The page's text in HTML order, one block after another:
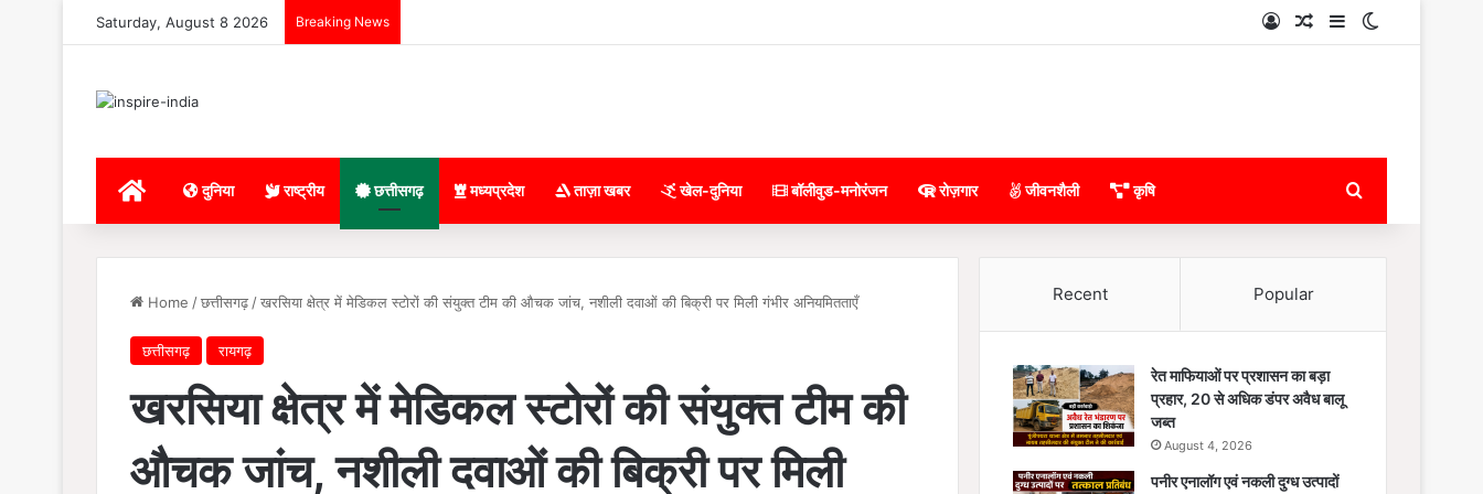
Saturday, August 8 2026 Breaking News Log InRandom Article
Sidebar
Home दुनिया राष्ट्रीय छत्तीसगढ़ मध्यप्रदेश ताज़ा खबर खेल-दुनिया बॉलीवुड-मनोरंजन रोज़गार जीवनशैली कृषि
Home /छत्तीसगढ़ /खरसिया क्षेत्र में मेडिकल स्टोरों की संयुक्त टीम की औचक जांच, नशीली दवाओं की बिक्री पर मिली गंभीर अनियमितताएँ
छत्तीसगढ़ रायगढ़
खरसिया क्षेत्र में मेडिकल स्टोरों की संयुक्त टीम की
औचक जांच, नशीली दवाओं की बिक्री पर मिली
Recent Popular
रेत माफियाओं पर प्रशासन का बड़ा
प्रहार, 20 से अधिक डंपर अवैध बालू
जब्त
August 4, 2026
पनीर एनालॉग एवं नकली दुग्ध उत्पादों